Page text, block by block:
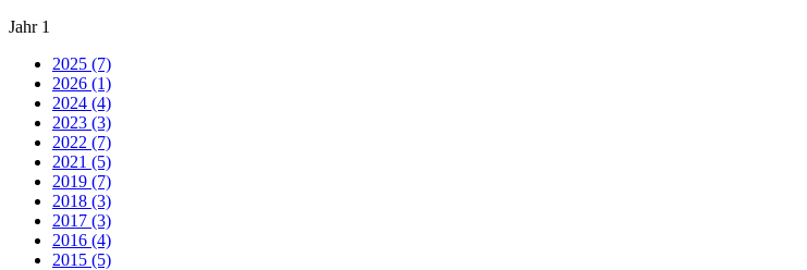
Jahr 1
2025 (7)
2026 (1)
2024 (4)
2023 (3)
2022 (7)
2021 (5)
2019 (7)
2018 (3)
2017 (3)
2016 (4)
2015 (5)